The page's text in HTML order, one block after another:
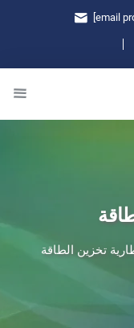
[email
تخزين الطاقة